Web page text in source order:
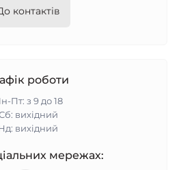
контактів
роботи
Пт: з 9 до 18
вихідний
вихідний
мережах: